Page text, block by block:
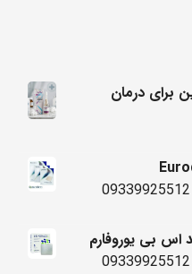
برای درمان
بی یوروفارم